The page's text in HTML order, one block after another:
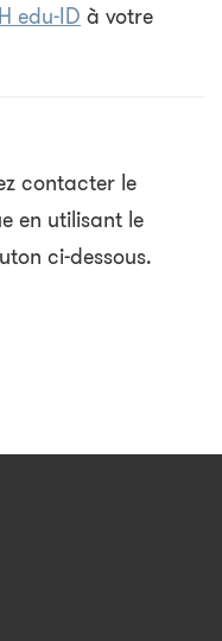
edu-ID à votre
contacter le
en utilisant le
ci-dessous.